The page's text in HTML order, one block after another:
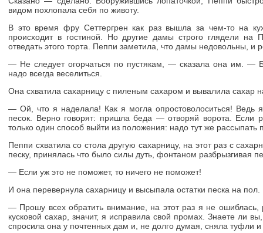
видом похлопала себя по животу.
В это время фру Сеттергрен как раз вышла за чем-то на
происходит в гостиной. Но другие дамы строго глядели на
отведать этого торта. Пеппи заметила, что дамы недовольны, и
— Не следует огорчаться по пустякам, — сказала она им. —
надо всегда веселиться.
Она схватила сахарницу с пиленым сахаром и вывалила сахар
— Ой, что я наделала! Как я могла опростоволоситься! Ведь
песок. Верно говорят: пришла беда — отворяй ворота. Если
только один способ выйти из положения: надо тут же рассыпать
Пеппи схватила со стола другую сахарницу, на этот раз с
песку, принялась что было силы дуть, фонтаном разбрызгивая
— Если уж это не поможет, то ничего не поможет!
И она перевернула сахарницу и высыпала остатки песка на пол.
— Прошу всех обратить внимание, на этот раз я не ошиблась,
кусковой сахар, значит, я исправила свой промах. Знаете ли
спросила она у почтенных дам и, не долго думая, сняла туфли и